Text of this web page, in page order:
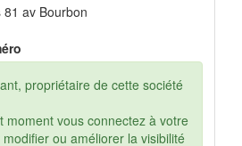
av Bourbon
propriétaire de cette société
moment vous connectez à votre
ou améliorer la visibilité